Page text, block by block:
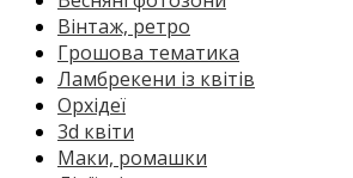
Вінтаж, ретро
Грошова тематика
Ламбрекени із квітів
Орхідеї
3d квіти
Маки, ромашки